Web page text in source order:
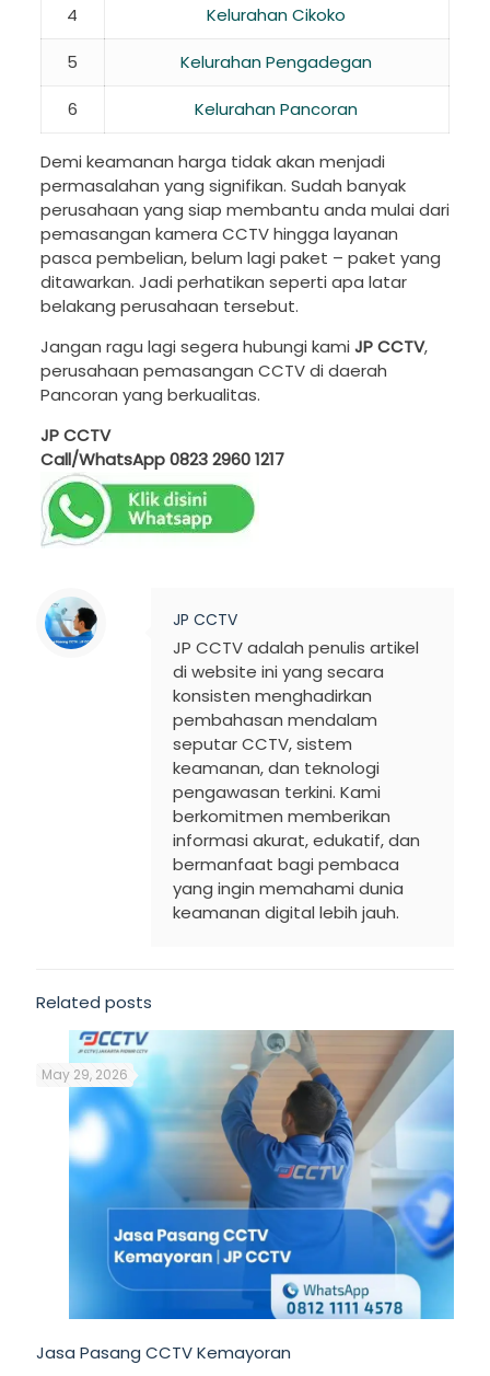
4 Kelurahan Cikoko
5 Kelurahan Pengadegan
6 Kelurahan Pancoran
Demi keamanan harga tidak akan menjadi
permasalahan yang signifikan. Sudah banyak
perusahaan yang siap membantu anda mulai dari
pemasangan kamera CCTV hingga layanan
pasca pembelian, belum lagi paket – paket yang
ditawarkan. Jadi perhatikan seperti apa latar
belakang perusahaan tersebut.
Jangan ragu lagi segera hubungi kami JP CCTV,
perusahaan pemasangan CCTV di daerah
Pancoran yang berkualitas.
JP CCTV
Call/WhatsApp0823 2960 1217
JP CCTV
JP CCTV adalah penulis artikel
di website ini yang secara
konsisten menghadirkan
pembahasan mendalam
seputar CCTV, sistem
keamanan, dan teknologi
pengawasan terkini. Kami
berkomitmen memberikan
informasi akurat, edukatif, dan
bermanfaat bagi pembaca
yang ingin memahami dunia
keamanan digital lebih jauh.
Related posts
May 29, 2026
Jasa Pasang CCTV Kemayoran